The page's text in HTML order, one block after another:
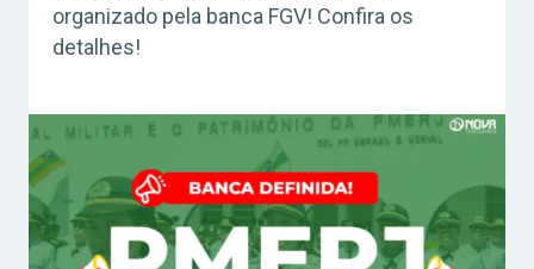
organizado pela banca FGV! Confira os
detalhes!